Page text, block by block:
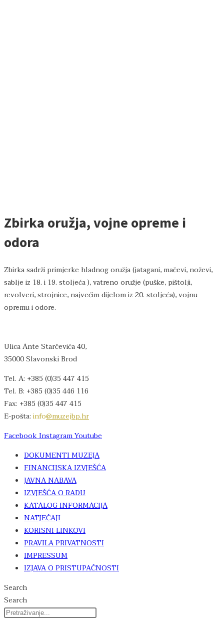
Zbirka oružja, vojne opreme i
odora
Zbirka sadrži primjerke hladnog oružja (jatagani, mačevi, noževi,
sablje iz 18. i 19. stoljeća ), vatreno oružje (puške, pištolji,
revolveri, strojnice, najvećim dijelom iz 20. stoljeća), vojnu
opremu i odore.
Ulica Ante Starčevića 40,
35000 Slavonski Brod
Tel. A: +385 (0)35 447 415
Tel. B: +385 (0)35 446 116
Fax: +385 (0)35 447 415
E-pošta: info@muzejbp.hr
FacebookInstagramYoutube
DOKUMENTI MUZEJA
FINANCIJSKA IZVJEŠĆA
JAVNA NABAVA
IZVJEŠĆA O RADU
KATALOG INFORMACIJA
NATJEČAJI
KORISNI LINKOVI
PRAVILA PRIVATNOSTI
IMPRESSUM
IZJAVA O PRISTUPAČNOSTI
Search
Search